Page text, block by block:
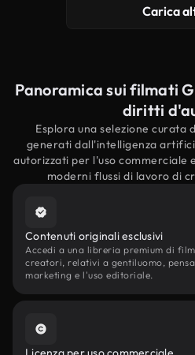
Carica
Panoramica sui filmati
diritti
Esplora una selezione curata
generati dall'intelligenza
autorizzati per l'uso
moderni flussi di lavoro di
Contenuti originali esclusivi
Accedi a una libreria premium di
creatori, relativi a gentiluomo,
marketing e l'uso editoriale.